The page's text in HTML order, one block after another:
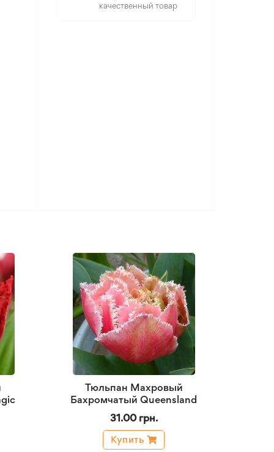
качественный товар
Тюльпан Махровый
Бахромчатый Queensland
31.00 грн.
Купить